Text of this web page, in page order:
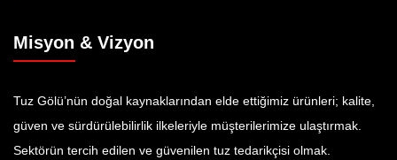
Misyon & Vizyon
Tuz Gölü’nün doğal kaynaklarından elde ettiğimiz ürünleri; kalite,
güven ve sürdürülebilirlik ilkeleriyle müşterilerimize ulaştırmak.
Sektörün tercih edilen ve güvenilen tuz tedarikçisi olmak.